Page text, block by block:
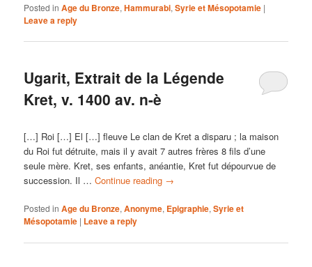
Posted in Age du Bronze,Hammurabi,Syrie et Mésopotamie |
Leave a reply
Ugarit, Extrait de la Légende
Kret, v. 1400 av. n-è
[…] Roi […] El […] fleuve Le clan de Kret a disparu ; la maison
du Roi fut détruite, mais il y avait 7 autres frères 8 fils d’une
seule mère. Kret, ses enfants, anéantie, Kret fut dépourvue de
succession. Il …Continue reading →
Posted in Age du Bronze,Anonyme, Epigraphie,Syrie et
Mésopotamie | Leave a reply